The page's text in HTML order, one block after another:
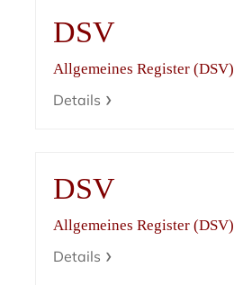
DSV
Allgemeines Register (DSV)
Details
DSV
Allgemeines Register (DSV)
Details